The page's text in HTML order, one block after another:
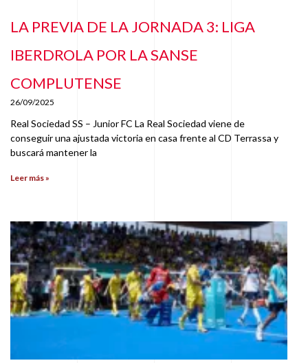
LA PREVIA DE LA JORNADA 3: LIGA
IBERDROLA POR LA SANSE
COMPLUTENSE
26/09/2025
Real Sociedad SS – Junior FC La Real Sociedad viene de
conseguir una ajustada victoria en casa frente al CD Terrassa y
buscará mantener la
Leer más »